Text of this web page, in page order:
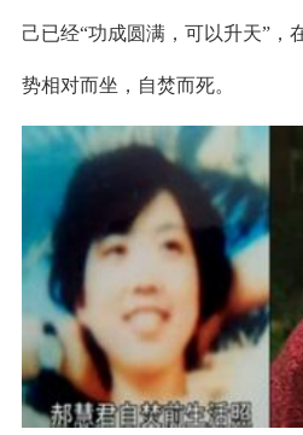
己已经“功成圆满，可以升天”，
势相对而坐，自焚而死。